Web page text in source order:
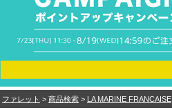
ファレット > 商品検索 > LA MARINE FRANCAISE